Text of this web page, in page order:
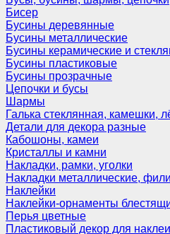
Бисер
Бусины деревянные
Бусины металлические
Бусины керамические и
Бусины пластиковые
Бусины прозрачные
Цепочки и бусы
Шармы
Галька стеклянная, камешки,
Детали для декора разные
Кабошоны, камеи
Кристаллы и камни
Накладки, рамки, уголки
Накладки металлические,
Наклейки
Наклейки-орнаменты
Перья цветные
Пластиковый декор для